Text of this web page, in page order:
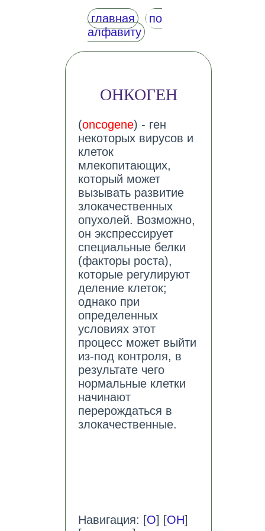
главная
по
алфавиту
ОНКОГЕН
(oncogene) - ген
некоторых вирусов и
клеток
млекопитающих,
который может
вызывать развитие
злокачественных
опухолей. Возможно,
он экспрессирует
специальные белки
(факторы роста),
которые регулируют
деление клеток;
однако при
определенных
условиях этот
процесс может выйти
из-под контроля, в
результате чего
нормальные клетки
начинают
перерождаться в
злокачественные.
Навигация: [О] [ОН]